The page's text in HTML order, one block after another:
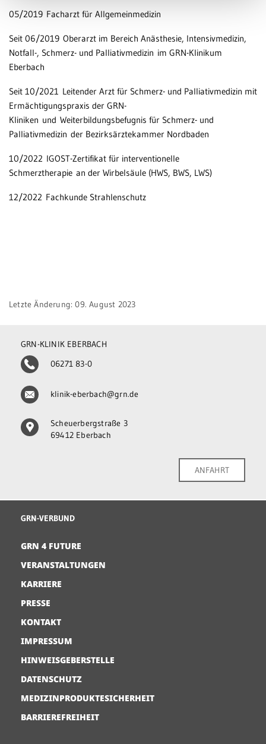
05/2019 Facharzt für Allgemeinmedizin
Seit 06/2019 Oberarzt im Bereich Anästhesie, Intensivmedizin,
Notfall-, Schmerz- und Palliativmedizin im GRN-Klinikum
Eberbach
Seit 10/2021 Leitender Arzt für Schmerz- und Palliativmedizin mit
Ermächtigungspraxis der GRN-
Kliniken und Weiterbildungsbefugnis für Schmerz- und
Palliativmedizin der Bezirksärztekammer Nordbaden
10/2022 IGOST-Zertifikat für interventionelle
Schmerztherapie an der Wirbelsäule (HWS, BWS, LWS)
12/2022 Fachkunde Strahlenschutz
Letzte Änderung: 09. August 2023
GRN-KLINIK EBERBACH
06271 83-0
klinik-eberbach@grn.de
Scheuerbergstraße 3
69412 Eberbach
ANFAHRT
GRN-VERBUND
GRN 4 FUTURE
VERANSTALTUNGEN
KARRIERE
PRESSE
KONTAKT
IMPRESSUM
HINWEISGEBERSTELLE
DATENSCHUTZ
MEDIZINPRODUKTESICHERHEIT
BARRIEREFREIHEIT